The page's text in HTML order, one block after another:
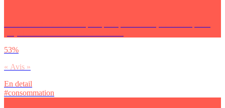
53%
« Avis »
En detail
#consommation